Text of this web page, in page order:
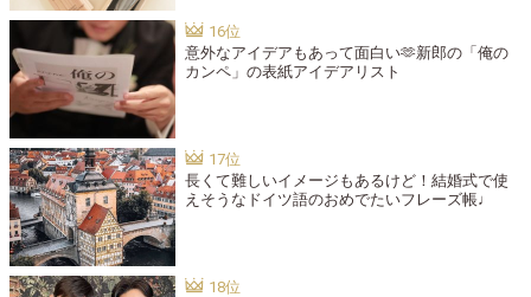
意外なアイデアもあって面白い🫶新郎の「俺の
カンペ」の表紙アイデアリスト
長くて難しいイメージもあるけど！結婚式で使
えそうなドイツ語のおめでたいフレーズ帳♩